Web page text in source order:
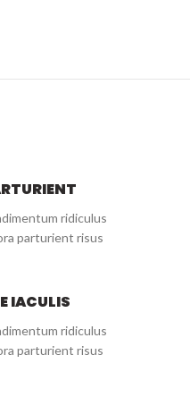
ridiculus
parturient risus
IACULIS
ridiculus
parturient risus